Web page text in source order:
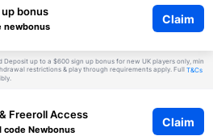
bonus
newbonus
Claim
Deposit up to a $600 sign up bonus for new UK players only, min
restrictions & play through requirements apply. Full T&Cs
Freeroll Access
code Newbonus
Claim